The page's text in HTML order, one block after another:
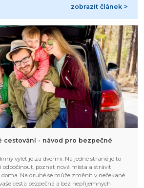
zobrazit článek >
cestování - návod pro bezpečné
výlet je za dveřmi. Na jedné straně je to
odpočinout, poznat nová místa a strávit
doma. Na druhé se může změnit v nečekané
cesta bezpečná a bez nepříjemných